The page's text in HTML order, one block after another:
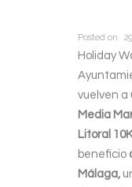
Posted on
Holiday
vuelven a
Media
Litoral
beneficio
Málaga,